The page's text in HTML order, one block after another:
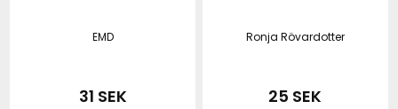
EMD
31 SEK
Ronja Rövardotter
25 SEK